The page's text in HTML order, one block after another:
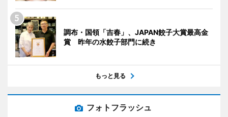
調布・国領「吉春」、JAPAN餃子大賞最高金
賞 昨年の水餃子部門に続き
もっと見る
フォトフラッシュ